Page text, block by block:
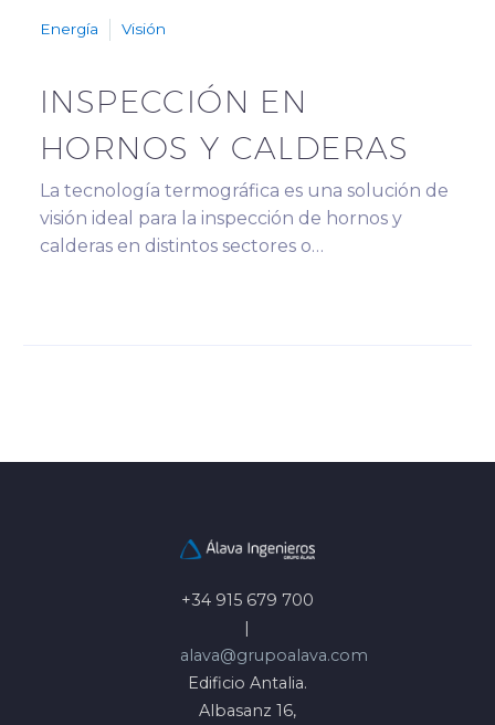
Energía Visión
INSPECCIÓN EN
HORNOS Y CALDERAS
La tecnología termográfica es una solución de
visión ideal para la inspección de hornos y
calderas en distintos sectores o…
+34 915 679 700
|
alava@grupoalava.com
Edificio Antalia.
Albasanz 16,